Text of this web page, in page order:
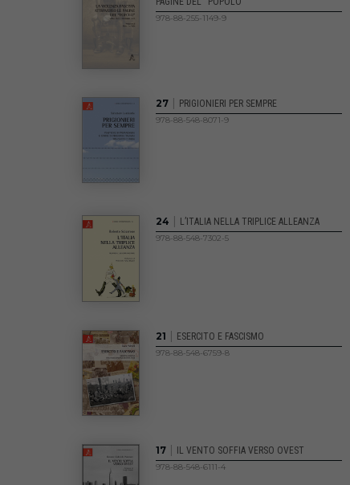
978-88-255-1149-9
27 | PRIGIONIERI PER SEMPRE
978-88-548-8071-9
24 | L’ITALIA NELLA TRIPLICE ALLEANZA
978-88-548-7302-5
21 | ESERCITO E FASCISMO
978-88-548-6759-8
17 | IL VENTO SOFFIA VERSO OVEST
978-88-548-6111-4